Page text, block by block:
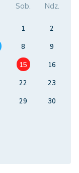
Sob. Ndz.
1
2
8
9
15
16
22
23
29
30